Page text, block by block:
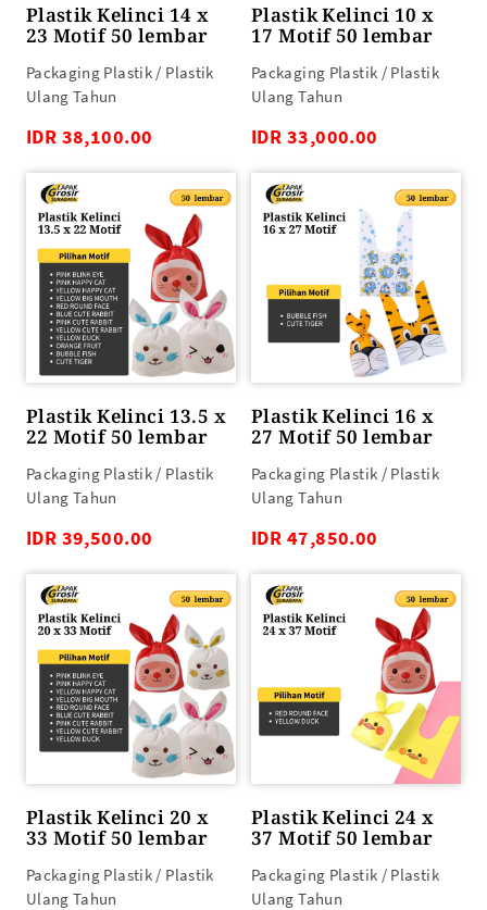
Plastik Kelinci 14 x
23 Motif 50 lembar
Packaging Plastik / Plastik
Ulang Tahun
IDR 38,100.00
Plastik Kelinci 10 x
17 Motif 50 lembar
Packaging Plastik / Plastik
Ulang Tahun
IDR 33,000.00
Plastik Kelinci 13.5 x
22 Motif 50 lembar
Packaging Plastik / Plastik
Ulang Tahun
IDR 39,500.00
Plastik Kelinci 16 x
27 Motif 50 lembar
Packaging Plastik / Plastik
Ulang Tahun
IDR 47,850.00
Plastik Kelinci 20 x
33 Motif 50 lembar
Packaging Plastik / Plastik
Ulang Tahun
Plastik Kelinci 24 x
37 Motif 50 lembar
Packaging Plastik / Plastik
Ulang Tahun